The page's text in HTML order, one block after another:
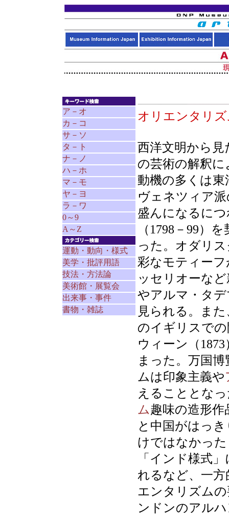
ア－オ
カ－コ
サ－ソ
タ－ト
ナ－ノ
ハ－ホ
マ－モ
ヤ－ヨ
ラ－ワ
0～9
A～Z
運動・動向・様式
美学・批評用語
技法・方法論
美術館・展覧会
出来事・事件
書物・雑誌
オリエンタリ
西洋文明から見
の芸術の解釈
動機の多くは
ヴェネツィア
盛んになるに
（1798－99）
った。オダリ
彩なモティー
ッセリオーな
やアルマ・タ
見られる。ま
のイギリスで
ウィーン（
まった。万国
ムは印象主義や
えることとな
ム趣味の造形
と中国がはっ
けではなかっ
「インド様式
れるなど、一
エンタリズム
ンドンのアル